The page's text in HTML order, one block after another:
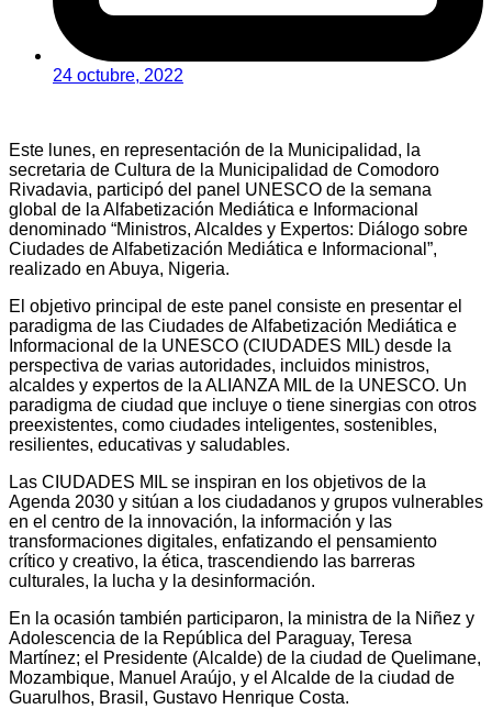
24 octubre, 2022
Este lunes, en representación de la Municipalidad, la
secretaria de Cultura de la Municipalidad de Comodoro
Rivadavia, participó del panel UNESCO de la semana
global de la Alfabetización Mediática e Informacional
denominado “Ministros, Alcaldes y Expertos: Diálogo sobre
Ciudades de Alfabetización Mediática e Informacional”,
realizado en Abuya, Nigeria.
El objetivo principal de este panel consiste en presentar el
paradigma de las Ciudades de Alfabetización Mediática e
Informacional de la UNESCO (CIUDADES MIL) desde la
perspectiva de varias autoridades, incluidos ministros,
alcaldes y expertos de la ALIANZA MIL de la UNESCO. Un
paradigma de ciudad que incluye o tiene sinergias con otros
preexistentes, como ciudades inteligentes, sostenibles,
resilientes, educativas y saludables.
Las CIUDADES MIL se inspiran en los objetivos de la
Agenda 2030 y sitúan a los ciudadanos y grupos vulnerables
en el centro de la innovación, la información y las
transformaciones digitales, enfatizando el pensamiento
crítico y creativo, la ética, trascendiendo las barreras
culturales, la lucha y la desinformación.
En la ocasión también participaron, la ministra de la Niñez y
Adolescencia de la República del Paraguay, Teresa
Martínez; el Presidente (Alcalde) de la ciudad de Quelimane,
Mozambique, Manuel Araújo, y el Alcalde de la ciudad de
Guarulhos, Brasil, Gustavo Henrique Costa.